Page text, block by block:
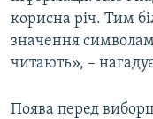
корисна річ. Тим
значення
читають», –
Поява перед